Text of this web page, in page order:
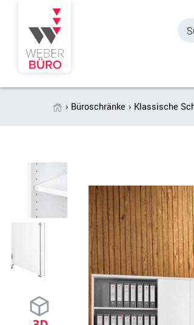
Raum in Raum-Systeme
Akustik Deckensegel &
Wandpaneele
Bürocontainer
Büroschränke Klassische